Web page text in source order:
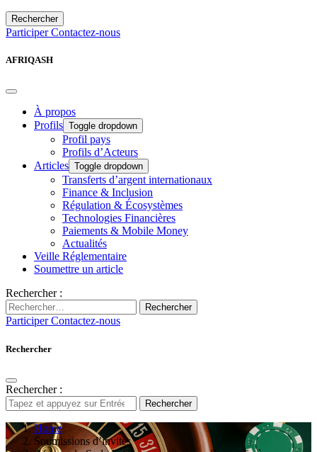
Rechercher
ParticiperContactez-nous
AFRIQASH
À propos
Profils Toggle dropdown
Profil pays
Profils d’Acteurs
Articles Toggle dropdown
Transferts d’argent internationaux
Finance & Inclusion
Régulation & Écosystèmes
Technologies Financières
Paiements & Mobile Money
Actualités
Veille Réglementaire
Soumettre un article
Rechercher :
Rechercher
ParticiperContactez-nous
Rechercher
Rechercher :
Rechercher
Home
Soumissions d’invités